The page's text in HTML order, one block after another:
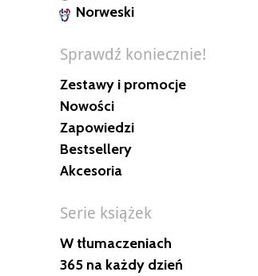
Norweski
Sprawdź koniecznie!
Zestawy i promocje
Nowości
Zapowiedzi
Bestsellery
Akcesoria
Serie książek
W tłumaczeniach
365 na każdy dzień